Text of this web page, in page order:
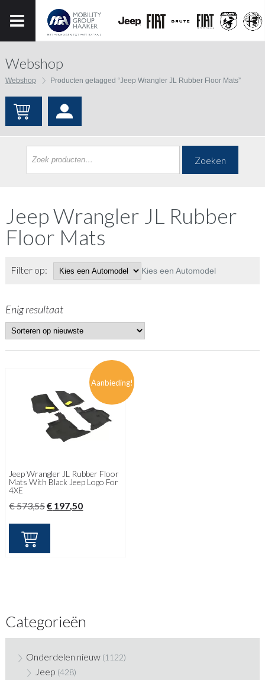
Webshop
Webshop Producten getagged “Jeep Wrangler JL Rubber Floor Mats”
Zoeken
Jeep Wrangler JL Rubber
Floor Mats
Filter op: Kies een Automodel
Enig resultaat
Aanbieding!
Jeep Wrangler JL Rubber Floor
Mats With Black Jeep Logo For
4XE
€573,55Oorspronkelijke
€ 197,50Huidige
Categorieën
Onderdelen nieuw (1122)
Jeep (428)